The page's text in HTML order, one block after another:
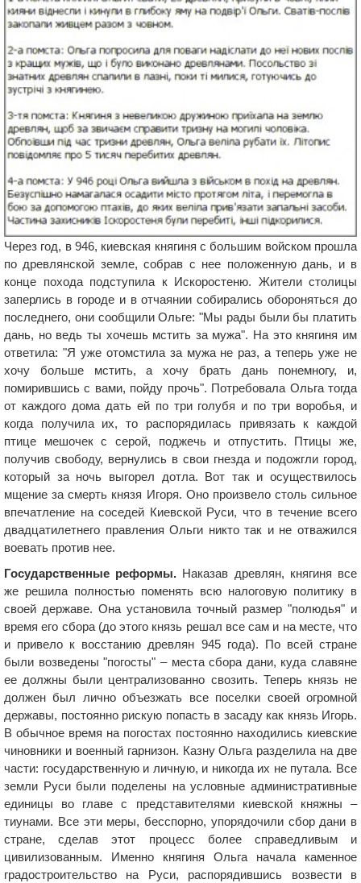
Через год, в 946, киевская княгиня с большим войском прошла
по древлянской земле, собрав с нее положенную дань, и в
конце похода подступила к Искоростеню. Жители столицы
заперлись в городе и в отчаянии собирались обороняться до
последнего, они сообщили Ольге: "Мы рады были бы платить
дань, но ведь ты хочешь мстить за мужа". На это княгиня им
ответила: "Я уже отомстила за мужа не раз, а теперь уже не
хочу больше мстить, а хочу брать дань понемногу, и,
помирившись с вами, пойду прочь". Потребовала Ольга тогда
от каждого дома дать ей по три голубя и по три воробья, и
когда получила их, то распорядилась привязать к каждой
птице мешочек с серой, поджечь и отпустить. Птицы же,
получив свободу, вернулись в свои гнезда и подожгли город,
который за ночь выгорел дотла. Вот так и осуществилось
мщение за смерть князя Игоря. Оно произвело столь сильное
впечатление на соседей Киевской Руси, что в течение всего
двадцатилетнего правления Ольги никто так и не отважился
воевать против нее.
Государственные реформы. Наказав древлян, княгиня все
же решила полностью поменять всю налоговую политику в
своей державе. Она установила точный размер "полюдья" и
время его сбора (до этого князь решал все сам и на месте, что
и привело к восстанию древлян 945 года). По всей стране
были возведены "погосты" – места сбора дани, куда славяне
ее должны были централизованно свозить. Теперь князь не
должен был лично объезжать все поселки своей огромной
державы, постоянно рискую попасть в засаду как князь Игорь.
В обычное время на погостах постоянно находились киевские
чиновники и военный гарнизон. Казну Ольга разделила на две
части: государственную и личную, и никогда их не путала. Все
земли Руси были поделены на условные административные
единицы во главе с представителями киевской княжны –
тиунами. Все эти меры, бесспорно, упорядочили сбор дани в
стране, сделав этот процесс более справедливым и
цивилизованным. Именно княгиня Ольга начала каменное
градостроительство на Руси, распорядившись возвести в